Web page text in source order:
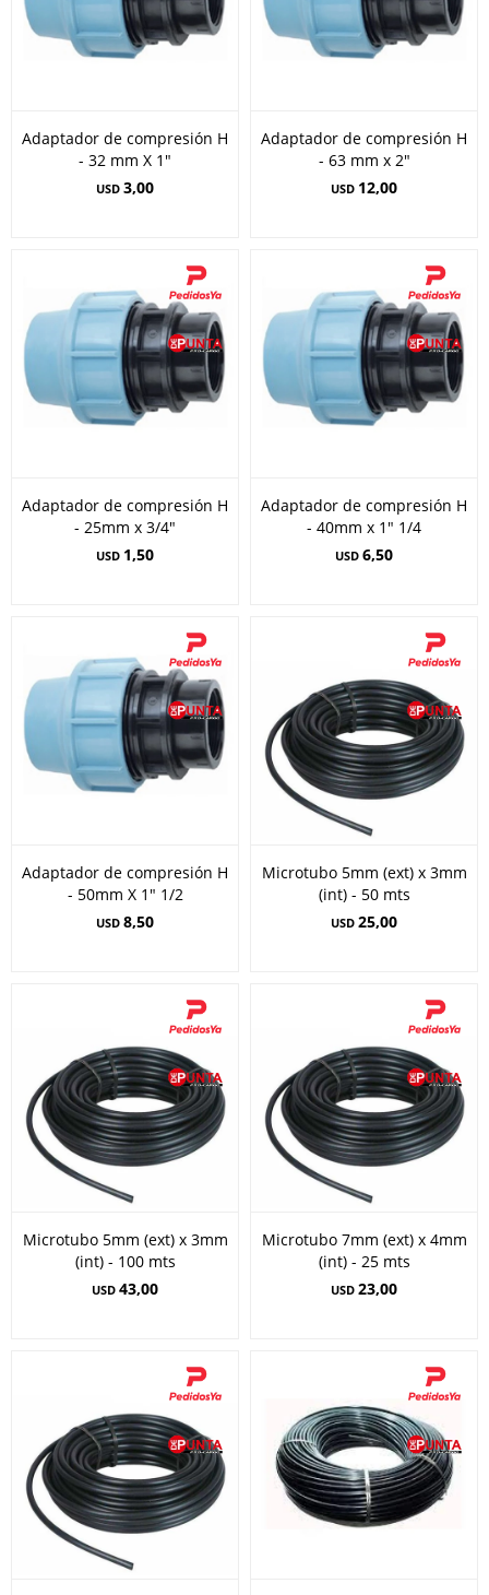
Adaptador de compresión H
- 32 mm X 1"
USD 3,00
Adaptador de compresión H
- 63 mm x 2"
USD 12,00
Adaptador de compresión H
- 25mm x 3/4"
USD 1,50
Adaptador de compresión H
- 40mm x 1" 1/4
USD 6,50
Adaptador de compresión H
- 50mm X 1" 1/2
USD 8,50
Microtubo 5mm (ext) x 3mm
(int) - 50 mts
USD 25,00
Microtubo 5mm (ext) x 3mm
(int) - 100 mts
USD 43,00
Microtubo 7mm (ext) x 4mm
(int) - 25 mts
USD 23,00